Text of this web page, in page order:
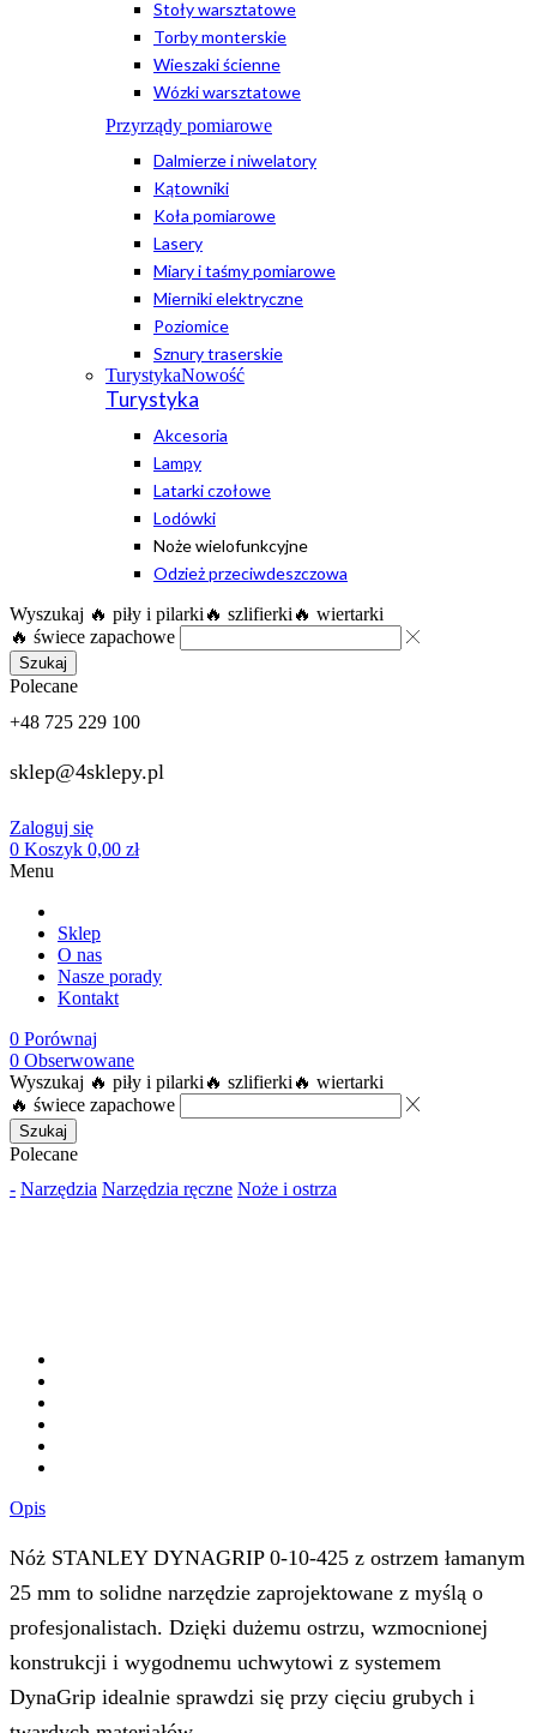
Stoły warsztatowe
Torby monterskie
Wieszaki ścienne
Wózki warsztatowe
Przyrządy pomiarowe
Dalmierze i niwelatory
Kątowniki
Koła pomiarowe
Lasery
Miary i taśmy pomiarowe
Mierniki elektryczne
Poziomice
Sznury traserskie
TurystykaNowość
Turystyka
Akcesoria
Lampy
Latarki czołowe
Lodówki
Noże wielofunkcyjne
Odzież przeciwdeszczowa
Wyszukaj 🔥 piły i pilarki 🔥 szlifierki 🔥 wiertarki
🔥 świece zapachowe
Szukaj
Polecane
+48 725 229 100
sklep@4sklepy.pl
Zaloguj się
0 Koszyk 0,00 zł
Menu
Sklep
O nas
Nasze porady
Kontakt
0 Porównaj
0 Obserwowane
Wyszukaj 🔥 piły i pilarki 🔥 szlifierki 🔥 wiertarki
🔥 świece zapachowe
Szukaj
Polecane
- Narzędzia Narzędzia ręczne Noże i ostrza
Opis
Nóż STANLEY DYNAGRIP 0-10-425 z ostrzem łamanym
25 mm to solidne narzędzie zaprojektowane z myślą o
profesjonalistach. Dzięki dużemu ostrzu, wzmocnionej
konstrukcji i wygodnemu uchwytowi z systemem
DynaGrip idealnie sprawdzi się przy cięciu grubych i